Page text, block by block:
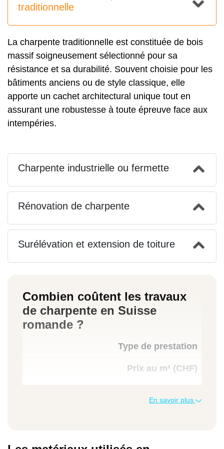
traditionnelle
La charpente traditionnelle est constituée de bois
massif soigneusement sélectionné pour sa
résistance et sa durabilité. Souvent choisie pour les
bâtiments anciens ou de style classique, elle
apporte un cachet architectural unique tout en
assurant une robustesse à toute épreuve face aux
intempéries.
Charpente industrielle ou fermette
Rénovation de charpente
Surélévation et extension de toiture
Combien coûtent les travaux
de charpente en Suisse
romande ?
Type de prestation
Prix au m² (CHF)
En savoir plus